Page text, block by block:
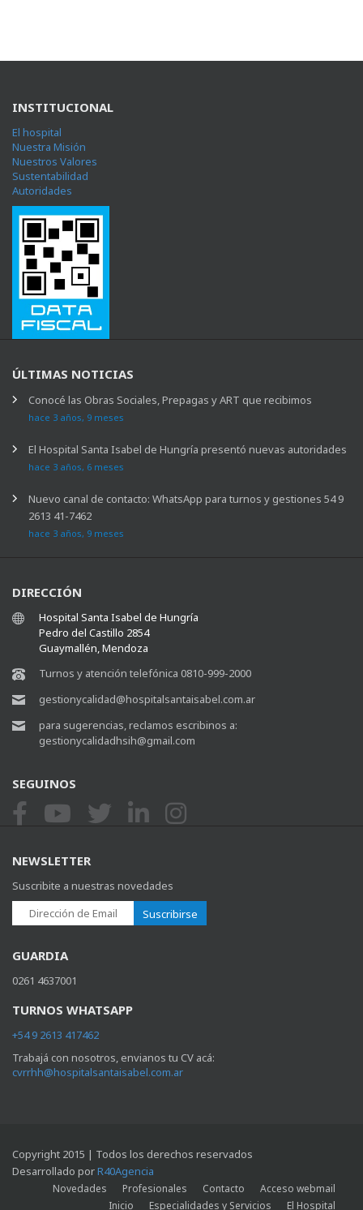
INSTITUCIONAL
El hospital
Nuestra Misión
Nuestros Valores
Sustentabilidad
Autoridades
ÚLTIMAS NOTICIAS
Conocé las Obras Sociales, Prepagas y ART que recibimos
hace 3 años, 9 meses
El Hospital Santa Isabel de Hungría presentó nuevas autoridades
hace 3 años, 6 meses
Nuevo canal de contacto: WhatsApp para turnos y gestiones 54 9
2613 41-7462
hace 3 años, 9 meses
DIRECCIÓN
Hospital Santa Isabel de Hungría
Pedro del Castillo 2854
Guaymallén, Mendoza
Turnos y atención telefónica 0810-999-2000
gestionycalidad@hospitalsantaisabel.com.ar
para sugerencias, reclamos escribinos a:
gestionycalidadhsih@gmail.com
SEGUINOS
NEWSLETTER
Suscribite a nuestras novedades
Suscribirse
GUARDIA
0261 4637001
TURNOS WHATSAPP
+54 9 2613 417462
Trabajá con nosotros, envianos tu CV acá:
cvrrhh@hospitalsantaisabel.com.ar
Copyright 2015 | Todos los derechos reservados
Desarrollado porR40Agencia
Acceso webmail
Contacto
Profesionales
Novedades
El Hospital
Especialidades y Servicios
Inicio